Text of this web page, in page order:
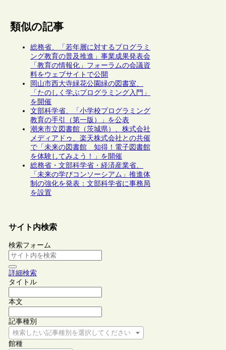
類似の記事
総務省、「若年層に対するプログラミ
ング教育の普及推進」事業成果発表会
「教育の情報化」フォーラムの会議資
料をウェブサイトで公開
岡山市西大寺緑花公園緑の図書室、
「たのしく学ぶプログラミング入門」
を開催
文部科学省、「小学校プログラミング
教育の手引（第一版）」を公表
潮来市立図書館（茨城県）、株式会社
メディアドゥ、楽天株式会社との共催
で「未来の図書館 知得！電子図書館
を体験してみよう！」を開催
総務省・文部科学省・経済産業省、
「未来の学びコンソーシアム」推進体
制の強化を発表：文部科学省に事務局
を設置
サイト内検索
検索フォーム
詳細検索
タイトル
本文
記事種別
検索したい記事種別を選択してください
館種